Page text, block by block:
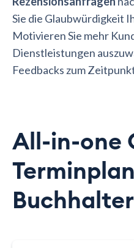
Sie die Glaubwürdigkeit
Motivieren Sie mehr
Dienstleistungen
Feedbacks zum
All-in-one
Buchhalter